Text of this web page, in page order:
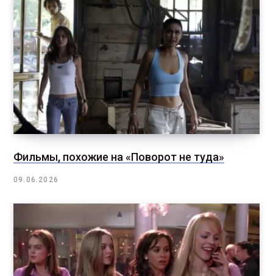
Фильмы, похожие на «Поворот не туда»
09.06.2026